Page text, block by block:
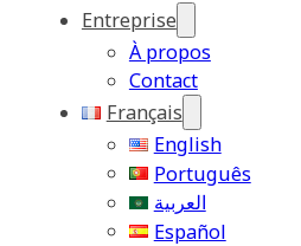
Entreprise
À propos
Contact
Français
English
Português
العربية
Español